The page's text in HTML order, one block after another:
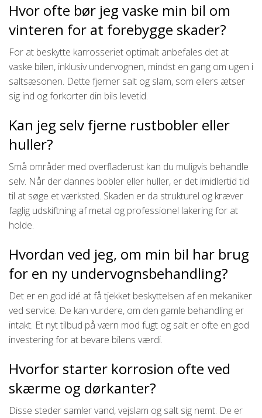
Hvor ofte bør jeg vaske min bil om
vinteren for at forebygge skader?
For at beskytte karrosseriet optimalt anbefales det at
vaske bilen, inklusiv undervognen, mindst en gang om ugen i
saltsæsonen. Dette fjerner salt og slam, som ellers ætser
sig ind og forkorter din bils levetid.
Kan jeg selv fjerne rustbobler eller
huller?
Små områder med overfladerust kan du muligvis behandle
selv. Når der dannes bobler eller huller, er det imidlertid tid
til at søge et værksted. Skaden er da strukturel og kræver
faglig udskiftning af metal og professionel lakering for at
holde.
Hvordan ved jeg, om min bil har brug
for en ny undervognsbehandling?
Det er en god idé at få tjekket beskyttelsen af en mekaniker
ved service. De kan vurdere, om den gamle behandling er
intakt. Et nyt tilbud på værn mod fugt og salt er ofte en god
investering for at bevare bilens værdi.
Hvorfor starter korrosion ofte ved
skærme og dørkanter?
Disse steder samler vand, vejslam og salt sig nemt. De er